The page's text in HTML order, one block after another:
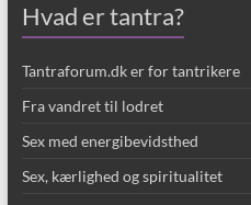
Hvad er tantra?
Tantraforum.dk er for tantrikere
Fra vandret til lodret
Sex med energibevidsthed
Sex, kærlighed og spiritualitet